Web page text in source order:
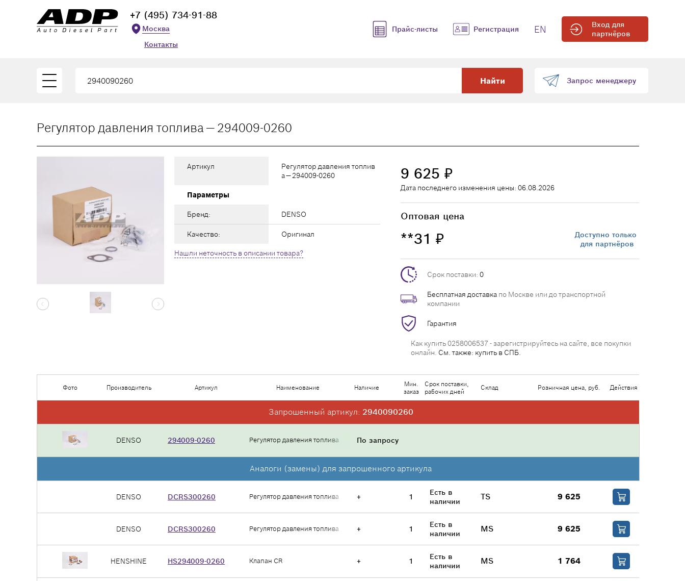
+7 (495) 734-91-88
Москва
Контакты
Прайс-листы Регистрация EN
Вход для
партнёров
Найти Запрос менеджеру
Регулятор давления топлива — 294009-0260
Артикул
Регулятор давления топлив
а — 294009-0260
Параметры
Бренд: DENSO
Качество: Оригинал
Нашли неточность в описании товара?
9 625 ₽
Дата последнего изменения цены: 06.08.2026
Оптовая цена
**31 ₽
Доступно только
для партнёров
Срок поставки: 0
Бесплатная доставка по Москве или до транспортной
компании
Гарантия
Как купить 0258006537 - зарегистрируйтесь на сайте, все покупки
онлайн. См. также: купить в СПБ.
Фото Производитель Артикул Наименование Наличие
Мин.
заказ
Срок поставки,
рабочих дней
Склад Розничная цена, руб. Действия
Запрошенный артикул: 2940090260
DENSO 294009-0260 Регулятор давления топлива По запросу
Аналоги (замены) для запрошенного артикула
DENSO DCRS300260 Регулятор давления топлива + 1
Есть в
наличии
TS 9 625
DENSO DCRS300260 Регулятор давления топлива + 1
Есть в
наличии
MS 9 625
HENSHINE HS294009-0260 Клапан CR + 1
Есть в
наличии
MS 1 764